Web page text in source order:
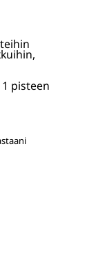
pisteen